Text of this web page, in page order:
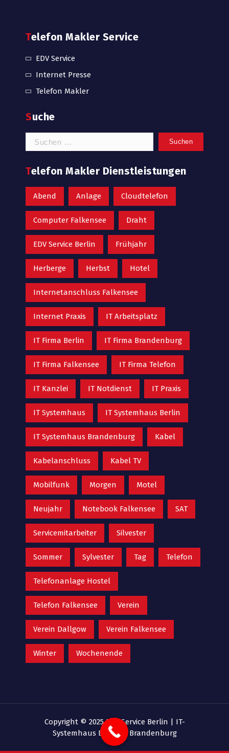
Telefon Makler Service
EDV Service
Internet Presse
Telefon Makler
Suche
Suchen
nach:
Telefon Makler Dienstleistungen
Abend Anlage Cloudtelefon
Computer Falkensee Draht
EDV Service Berlin Frühjahr
Herberge Herbst Hotel
Internetanschluss Falkensee
Internet Praxis IT Arbeitsplatz
IT Firma Berlin IT Firma Brandenburg
IT Firma Falkensee IT Firma Telefon
IT Kanzlei IT Notdienst IT Praxis
IT Systemhaus IT Systemhaus Berlin
IT Systemhaus Brandenburg Kabel
Kabelanschluss Kabel TV
Mobilfunk Morgen Motel
Neujahr Notebook Falkensee SAT
Servicemitarbeiter Silvester
Sommer Sylvester Tag Telefon
Telefonanlage Hostel
Telefon Falkensee Verein
Verein Dallgow Verein Falkensee
Winter Wochenende
Copyright © 2025 EDV Service Berlin | IT-
Systemhaus Berlin & Brandenburg